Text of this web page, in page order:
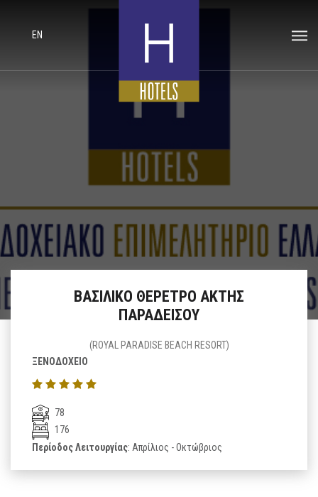
EN
ΒΑΣΙΛΙΚΟ ΘΕΡΕΤΡΟ ΑΚΤΗΣ
ΠΑΡΑΔΕΙΣΟΥ
(ROYAL PARADISE BEACH RESORT)
ΞΕΝΟΔΟΧΕΙΟ
78
176
Περίοδος Λειτουργίας: Απρίλιος - Οκτώβριος